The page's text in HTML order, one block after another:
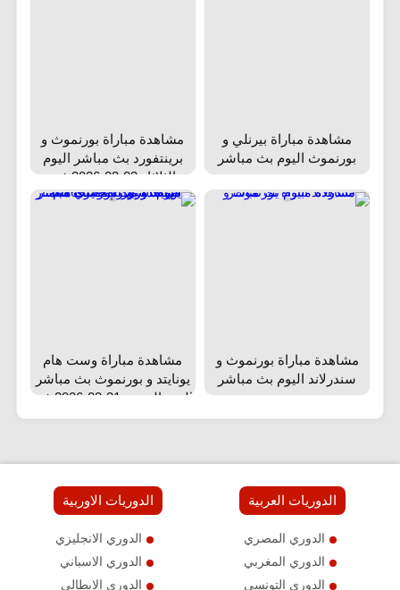
مشاهدة مباراة بيرنلي و
بورنموث اليوم بث مباشر
مشاهدة مباراة بورنموث و
برينتفورد بث مباشر اليوم
الثلاثاء 03-03-2026 في
الدوري الإنجليزي الممتاز
مشاهدة مباراة بورنموث و
سندرلاند اليوم بث مباشر
مشاهدة مباراة وست هام
يونايتد و بورنموث بث مباشر
اليوم السبت 21-02-2026 في
الدوري الإنجليزي الممتاز
الدوريات العربية
الدوري المصري
الدوري المغربي
الدوري التونسي
الدوريات الاوربية
الدوري الانجليزي
الدوري الاسباني
الدوري الايطالي